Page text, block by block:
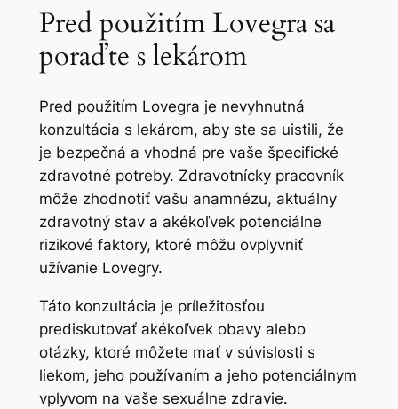
Pred použitím Lovegra sa
poraďte s lekárom
Pred použitím Lovegra je nevyhnutná
konzultácia s lekárom, aby ste sa uistili, že
je bezpečná a vhodná pre vaše špecifické
zdravotné potreby. Zdravotnícky pracovník
môže zhodnotiť vašu anamnézu, aktuálny
zdravotný stav a akékoľvek potenciálne
rizikové faktory, ktoré môžu ovplyvniť
užívanie Lovegry.
Táto konzultácia je príležitosťou
prediskutovať akékoľvek obavy alebo
otázky, ktoré môžete mať v súvislosti s
liekom, jeho používaním a jeho potenciálnym
vplyvom na vaše sexuálne zdravie.